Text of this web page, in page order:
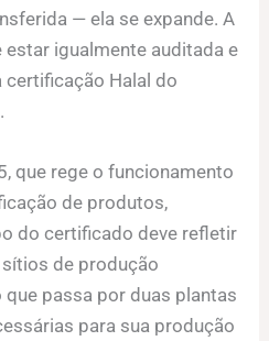
— ela se expande. A
igualmente auditada e
Halal do
que rege o funcionamento
de produtos,
do certificado deve refletir
de produção
passa por duas plantas
para sua produção